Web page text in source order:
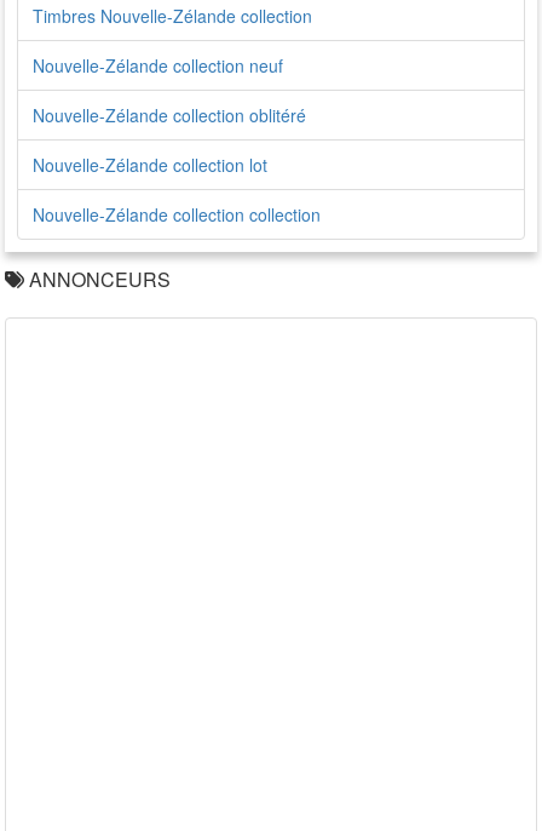
Timbres Nouvelle-Zélande collection
Nouvelle-Zélande collection neuf
Nouvelle-Zélande collection oblitéré
Nouvelle-Zélande collection lot
Nouvelle-Zélande collection collection
ANNONCEURS